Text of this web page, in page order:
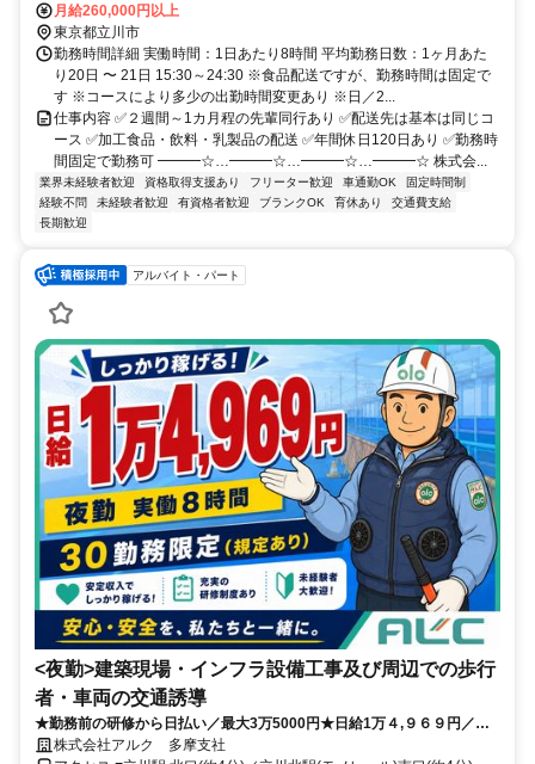
月給260,000円以上
東京都立川市
勤務時間詳細 実働時間：1日あたり8時間 平均勤務日数：1ヶ月あた
り20日 〜 21日 15:30～24:30 ※食品配送ですが、勤務時間は固定で
す ※コースにより多少の出勤時間変更あり ※日／2...
仕事内容 ✅２週間～1カ月程の先輩同行あり ✅配送先は基本は同じコ
ース ✅加工食品・飲料・乳製品の配送 ✅年間休日120日あり ✅勤務時
間固定で勤務可 ━━━☆…━━━☆…━━━☆…━━━☆ 株式会...
業界未経験者歓迎 資格取得支援あり フリーター歓迎 車通勤OK
固定時間制
経験不問
未経験者歓迎 有資格者歓迎 ブランクOK 育休あり
交通費支給
長期歓迎
アルバイト・パート
<夜勤>建築現場・インフラ設備工事及び周辺での歩行
者・車両の交通誘導
★勤務前の研修から日払い／最大3万5000円★日給1万４,９６９円／夜
勤８H／日払１万円迄OK！
株式会社アルク 多摩支社